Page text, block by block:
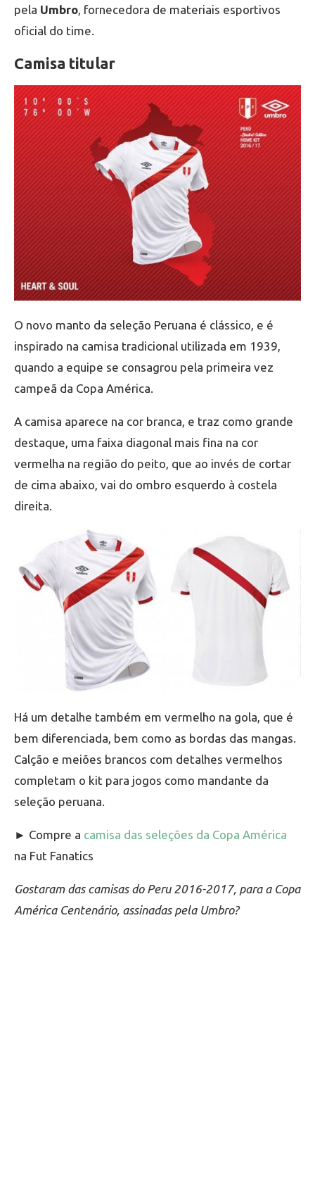
pela Umbro , fornecedora de materiais esportivos
oficial do time.
Camisa titular
O novo manto da seleção Peruana é clássico, e é
inspirado na camisa tradicional utilizada em 1939,
quando a equipe se consagrou pela primeira vez
campeã da Copa América.
A camisa aparece na cor branca, e traz como grande
destaque, uma faixa diagonal mais fina na cor
vermelha na região do peito, que ao invés de cortar
de cima abaixo, vai do ombro esquerdo à costela
direita.
Há um detalhe também em vermelho na gola, que é
bem diferenciada, bem como as bordas das mangas.
Calção e meiões brancos com detalhes vermelhos
completam o kit para jogos como mandante da
seleção peruana.
► Compre a camisa das seleções da Copa América
na Fut Fanatics
Gostaram das camisas do Peru 2016-2017, para a Copa
América Centenário, assinadas pela Umbro?